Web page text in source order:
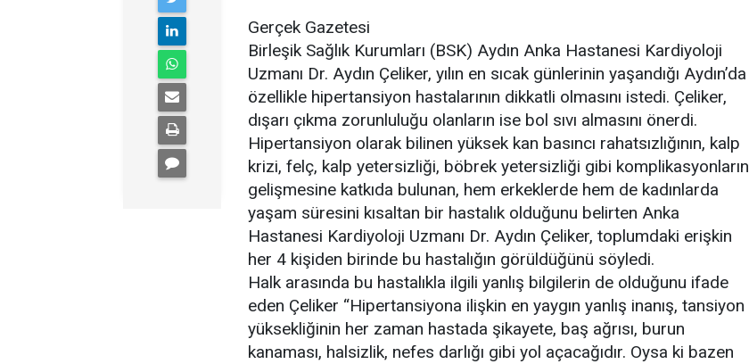
Gerçek Gazetesi
Birleşik Sağlık Kurumları (BSK) Aydın Anka Hastanesi Kardiyoloji
Uzmanı Dr. Aydın Çeliker, yılın en sıcak günlerinin yaşandığı Aydın’da
özellikle hipertansiyon hastalarının dikkatli olmasını istedi. Çeliker,
dışarı çıkma zorunluluğu olanların ise bol sıvı almasını önerdi.
Hipertansiyon olarak bilinen yüksek kan basıncı rahatsızlığının, kalp
krizi, felç, kalp yetersizliği, böbrek yetersizliği gibi komplikasyonların
gelişmesine katkıda bulunan, hem erkeklerde hem de kadınlarda
yaşam süresini kısaltan bir hastalık olduğunu belirten Anka
Hastanesi Kardiyoloji Uzmanı Dr. Aydın Çeliker, toplumdaki erişkin
her 4 kişiden birinde bu hastalığın görüldüğünü söyledi.
Halk arasında bu hastalıkla ilgili yanlış bilgilerin de olduğunu ifade
eden Çeliker “Hipertansiyona ilişkin en yaygın yanlış inanış, tansiyon
yüksekliğinin her zaman hastada şikayete, baş ağrısı, burun
kanaması, halsizlik, nefes darlığı gibi yol açacağıdır. Oysa ki bazen